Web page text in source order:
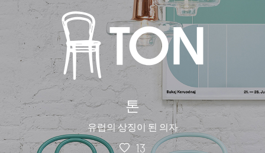
톤
유럽의 상징이 된 의자
13